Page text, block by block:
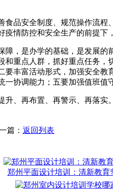
品安全制度、规范操作流
情防控和安全生产的前提
，是办学的基础，是发展
重点人群，抓好重点任务
丰富活动形式，加强安全
协调能力；五要加强值班值
、再布置、再警示、再落
篇： 返回列表
郑州平面设计培训：清新教育